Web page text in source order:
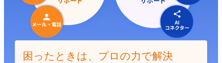
困ったときは、プロの力で解決